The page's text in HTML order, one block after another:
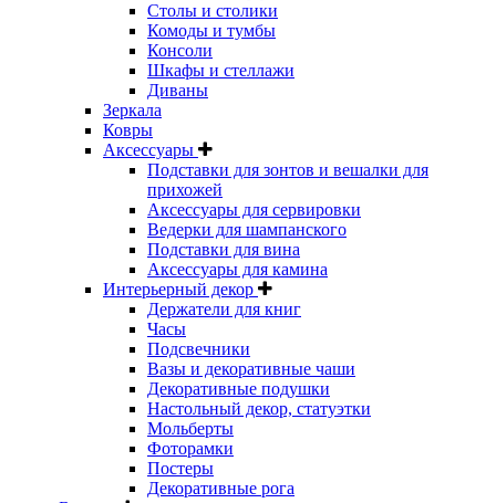
Столы и столики
Комоды и тумбы
Консоли
Шкафы и стеллажи
Диваны
Зеркала
Ковры
Аксессуары
Подставки для зонтов и вешалки для
прихожей
Аксессуары для сервировки
Ведерки для шампанского
Подставки для вина
Аксессуары для камина
Интерьерный декор
Держатели для книг
Часы
Подсвечники
Вазы и декоративные чаши
Декоративные подушки
Настольный декор, статуэтки
Мольберты
Фоторамки
Постеры
Декоративные рога